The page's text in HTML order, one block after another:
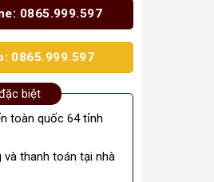
0865.999.597
0865.999.597
biệt
toàn quốc 64 tỉnh
và thanh toán tại nhà